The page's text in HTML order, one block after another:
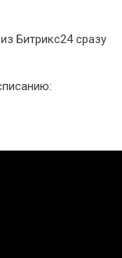
Битрикс24 сразу